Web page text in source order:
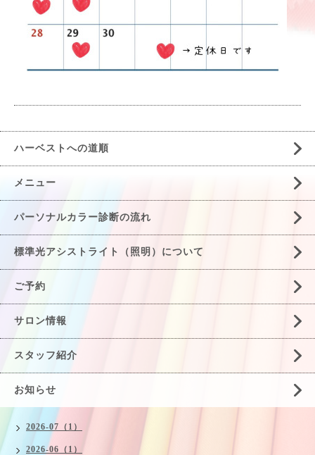
ハーベストへの道順
メニュー
パーソナルカラー診断の流れ
標準光アシストライト（照明）について
ご予約
サロン情報
スタッフ紹介
お知らせ
2026-07（1）
2026-06（1）